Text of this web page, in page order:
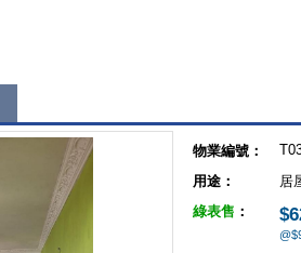
物業編號：
用途：
居
綠表售 ：